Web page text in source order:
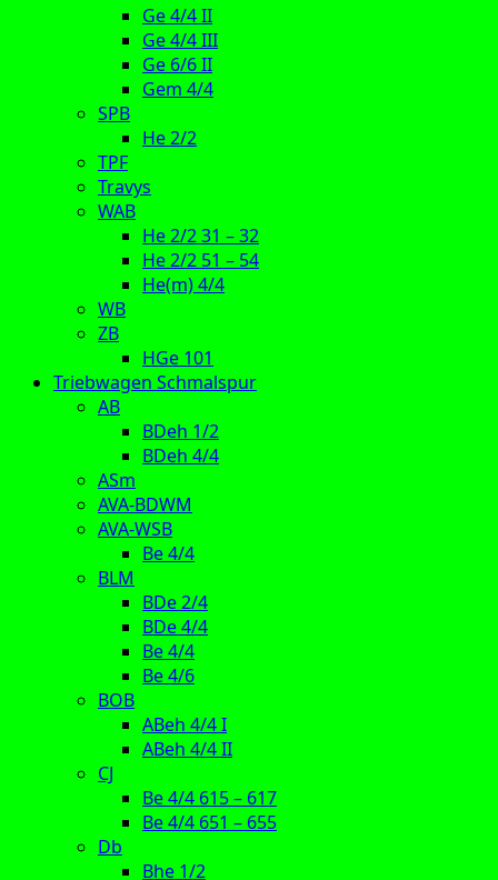
Ge 4/4 II
Ge 4/4 III
Ge 6/6 II
Gem 4/4
SPB
He 2/2
TPF
Travys
WAB
He 2/2 31 – 32
He 2/2 51 – 54
He(m) 4/4
WB
ZB
HGe 101
Triebwagen Schmalspur
AB
BDeh 1/2
BDeh 4/4
ASm
AVA-BDWM
AVA-WSB
Be 4/4
BLM
BDe 2/4
BDe 4/4
Be 4/4
Be 4/6
BOB
ABeh 4/4 I
ABeh 4/4 II
CJ
Be 4/4 615 – 617
Be 4/4 651 – 655
Db
Bhe 1/2